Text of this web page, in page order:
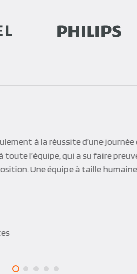
un événement important
apporté aux services rendus
l’écoute et la réactivité des
!